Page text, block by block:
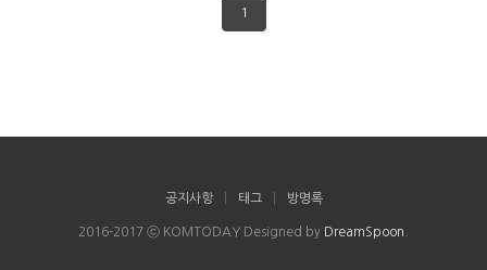
1
공지사항 태그 방명록
2016-2017 ⓒ KOMTODAY Designed by DreamSpoon